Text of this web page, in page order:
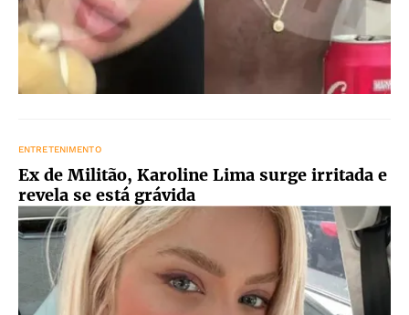
ENTRETENIMENTO
Ex de Militão, Karoline Lima surge irritada e
revela se está grávida